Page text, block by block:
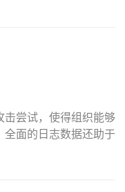
击尝试，使得组织能够
面的日志数据还助于